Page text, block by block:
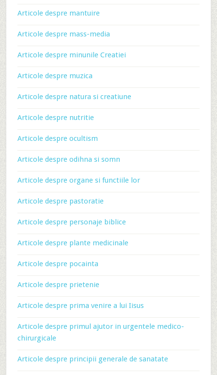
Articole despre mantuire
Articole despre mass-media
Articole despre minunile Creatiei
Articole despre muzica
Articole despre natura si creatiune
Articole despre nutritie
Articole despre ocultism
Articole despre odihna si somn
Articole despre organe si functiile lor
Articole despre pastoratie
Articole despre personaje biblice
Articole despre plante medicinale
Articole despre pocainta
Articole despre prietenie
Articole despre prima venire a lui Iisus
Articole despre primul ajutor in urgentele medico-
chirurgicale
Articole despre principii generale de sanatate